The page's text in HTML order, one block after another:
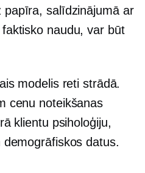
papīra, salīdzinājumā ar
naudu, var būt
modelis reti strādā.
cenu noteikšanas
klientu psiholoģiju,
datus.